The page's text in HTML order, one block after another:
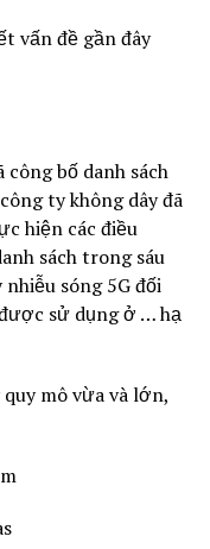
vấn đề gần đây
bố danh sách
ty không dây đã
hiện các điều
sách trong sáu
sóng 5G đối
sử dụng ở … hạ
quy mô vừa và lớn,